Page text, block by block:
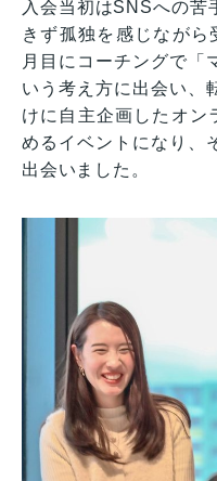
入会当初はSNSへの苦
きず孤独を感じながら
月目にコーチングで「
いう考え方に出会い、
けに自主企画したオン
めるイベントになり、
出会いました。